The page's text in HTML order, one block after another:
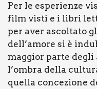
Per le espe­rien­ze
film visti e i libri
per aver ascol­ta­to
dell’amore si è
mag­gior par­te
l’ombra del­la
quel­la con­ce­zio­ne